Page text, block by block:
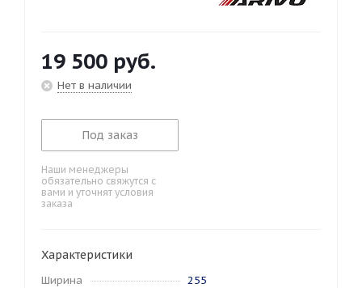
19 500 руб.
Нет в наличии
Под заказ
Наши менеджеры
обязательно свяжутся с
вами и уточнят условия
заказа
Характеристики
Ширина
255